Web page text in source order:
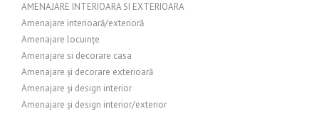
AMENAJARE INTERIOARA SI EXTERIOARA
Amenajare interioară/exterioră
Amenajare locuințe
Amenajare si decorare casa
Amenajare și decorare exterioară
Amenajare și design interior
Amenajare și design interior/exterior